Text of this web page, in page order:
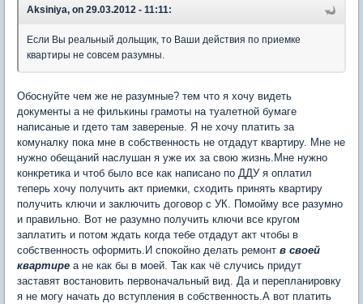
Aksiniya, on 29.03.2012 - 11:11:
Если Вы реальный дольщик, то Ваши действия по приемке
квартиры не совсем разумны.
Обоснуйте чем же не разумные? тем что я хочу видеть
документы а не филькины грамоты на туалетной бумаге
написаные и гдето там завереные. Я не хочу платить за
комуналку пока мне в собственность не отдадут квартиру. Мне не
нужно обещаний наслушан я уже их за свою жизнь.Мне нужно
конкретика и чтоб было все как написано по ДДУ я оплатил
теперь хочу получить акт приемки, сходить принять квартиру
получить ключи и заключить договор с УК. Помойму все разумно
и правильно. Вот не разумно получить ключи все кругом
заплатить и потом ждать когда тебе отдадут акт чтобы в
собственность оформить.И спокойно делать ремонт в своей
квартире а не как бы в моей. Так как чё случись придут
заставят востановить первоначальный вид. Да и перепланировку
я не могу начать до вступления в собственность.А вот платить